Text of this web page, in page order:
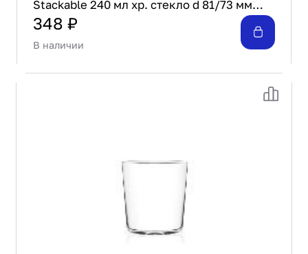
Бренды
Контакты
Stackable 240 мл хр. стекло d 81/73 мм
h65 мм RCR 28452020006 [6]
348 ₽
В наличии